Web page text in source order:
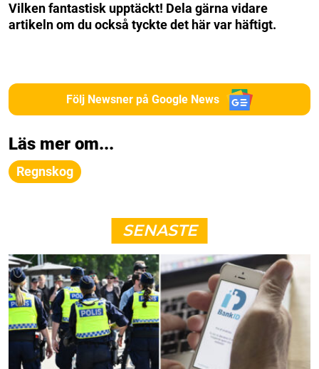
Vilken fantastisk upptäckt! Dela gärna vidare
artikeln om du också tyckte det här var häftigt.
Följ Newsner på Google News
Läs mer om...
Regnskog
SENASTE